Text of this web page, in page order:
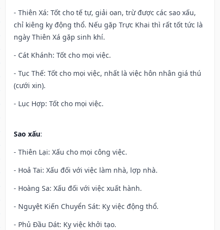
- Thiên Xá: Tốt cho tế tự, giải oan, trừ được các sao xấu,
chỉ kiêng kỵ động thổ. Nếu gặp Trực Khai thì rất tốt tức là
ngày Thiên Xá gặp sinh khí.
- Cát Khánh: Tốt cho mọi việc.
- Tục Thế: Tốt cho mọi việc, nhất là việc hôn nhân giá thú
(cưới xin).
- Lục Hợp: Tốt cho mọi việc.
Sao xấu:
- Thiên Lại: Xấu cho mọi công việc.
- Hoả Tai: Xấu đối với việc làm nhà, lợp nhà.
- Hoàng Sa: Xấu đối với việc xuất hành.
- Nguyệt Kiến Chuyển Sát: Kỵ việc động thổ.
- Phủ Đầu Dát: Kỵ việc khởi tạo.